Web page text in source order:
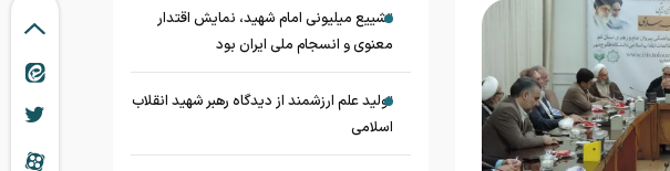
تشییع میلیونی امام شهید، نمایش اقتدار
معنوی و انسجام ملی ایران بود
تولید علم ارزشمند از دیدگاه رهبر شهید انقلاب
اسلامی